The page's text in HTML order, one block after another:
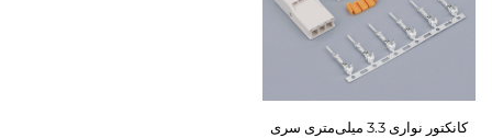
کانکتور نواری 3.3 میلی‌متری سری